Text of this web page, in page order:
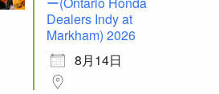
Dealers Indy at
Markham) 2026
8月14日